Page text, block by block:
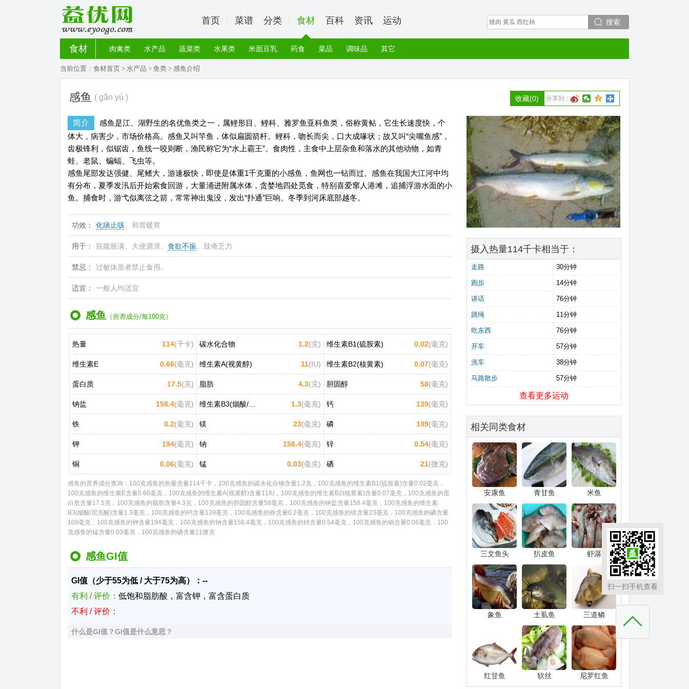
搜索
首页 菜谱 分类 食材 百科 资讯 运动
食材 肉禽类 水产品 蔬菜类 水果类 米面豆乳 药食 菜品 调味品 其它
当前位置： 食材首页 > 水产品 > 鱼类 > 感鱼介绍
感鱼 ( gǎn yú ) 分享到：
收藏(0)
简介
感鱼是江、湖野生的名优鱼类之一，属鲤形目、鲤科、雅罗鱼亚科鱼类，俗称黄鲇，它生长速度快，个
体大，病害少，市场价格高。感鱼又叫竿鱼，体似扁圆箭杆。鲤科，吻长而尖，口大成喙状；故又叫“尖嘴鱼感”，
齿极锋利，似锯齿，鱼线一咬则断，渔民称它为“水上霸王”。食肉性，主食中上层杂鱼和落水的其他动物，如青
蛙、老鼠、蝙蝠、飞虫等。
感鱼尾部发达强健、尾鳍大，游速极快，即使是体重1千克重的小感鱼，鱼网也一钻而过。感鱼在我国大江河中均
有分布，夏季发汛后开始索食回游，大量涌进附属水体，贪婪地四处觅食，特别喜爱窜人港滩，追捕浮游水面的小
鱼。捕食时，游弋似离弦之箭，常常神出鬼没，发出“扑通”巨响。冬季到河床底部越冬。
功效： 化痰止咳 、和胃暖胃
用于： 脘腹胀满、大便溏泄、 食欲不振 、肢倦乏力
禁忌： 过敏体质者禁止食用。
适宜： 一般人均适宜
感鱼 （营养成分/每100克）
热量 114(千卡) 碳水化合物 1.2(克) 维生素B1(硫胺素) 0.02(毫克)
维生素E 0.66(毫克) 维生素A(视黄醇) 11(IU) 维生素B2(核黄素) 0.07(毫克)
蛋白质 17.5(克) 脂肪 4.3(克) 胆固醇 58(毫克)
钠盐 158.4(毫克) 维生素B3(烟酸/尼克酸) 1.3(毫克) 钙 139(毫克)
铁 0.2(毫克) 镁 23(毫克) 磷 109(毫克)
钾 194(毫克) 钠 158.4(毫克) 锌 0.54(毫克)
铜 0.06(毫克) 锰 0.03(毫克) 硒 21(微克)
感鱼的营养成分查询：100克感鱼的热量含量114千卡，100克感鱼的碳水化合物含量1.2克，100克感鱼的维生素B1(硫胺素)含量0.02毫克，
100克感鱼的维生素E含量0.66毫克，100克感鱼的维生素A(视黄醇)含量11IU，100克感鱼的维生素B2(核黄素)含量0.07毫克，100克感鱼的蛋
白质含量17.5克，100克感鱼的脂肪含量4.3克，100克感鱼的胆固醇含量58毫克，100克感鱼的钠盐含量158.4毫克，100克感鱼的维生素
B3(烟酸/尼克酸)含量1.3毫克，100克感鱼的钙含量139毫克，100克感鱼的铁含量0.2毫克，100克感鱼的镁含量23毫克，100克感鱼的磷含量
109毫克，100克感鱼的钾含量194毫克，100克感鱼的钠含量158.4毫克，100克感鱼的锌含量0.54毫克，100克感鱼的铜含量0.06毫克，100
克感鱼的锰含量0.03毫克，100克感鱼的硒含量21微克
感鱼GI值
GI值（少于55为低 / 大于75为高）：--
有利 / 评价： 低饱和脂肪酸，富含钾，富含蛋白质
不利 / 评价：
什么是GI值？GI值是什么意思？
摄入热量114千卡相当于：
走路 30分钟
跑步 14分钟
讲话 76分钟
跳绳 11分钟
吃东西 76分钟
开车 57分钟
洗车 38分钟
马路散步 57分钟
查看更多运动
相关同类食材
安康鱼 青甘鱼 米鱼
三文鱼头 扒皮鱼 虾潺
象鱼 土虱鱼 三道鳞
红甘鱼 软丝 尼罗红鱼
扫一扫手机查看